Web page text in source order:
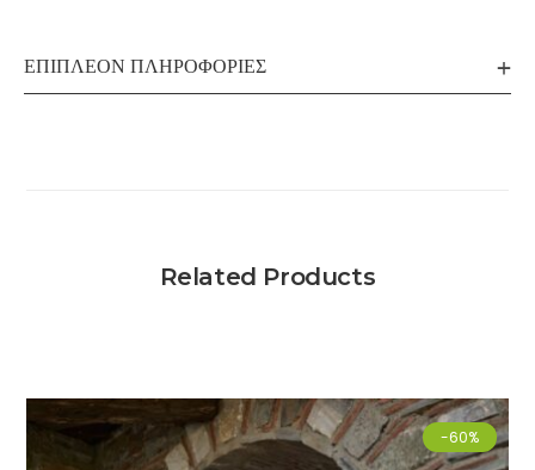
ΕΠΙΠΛΈΟΝ ΠΛΗΡΟΦΟΡΊΕΣ
Related Products
-60%